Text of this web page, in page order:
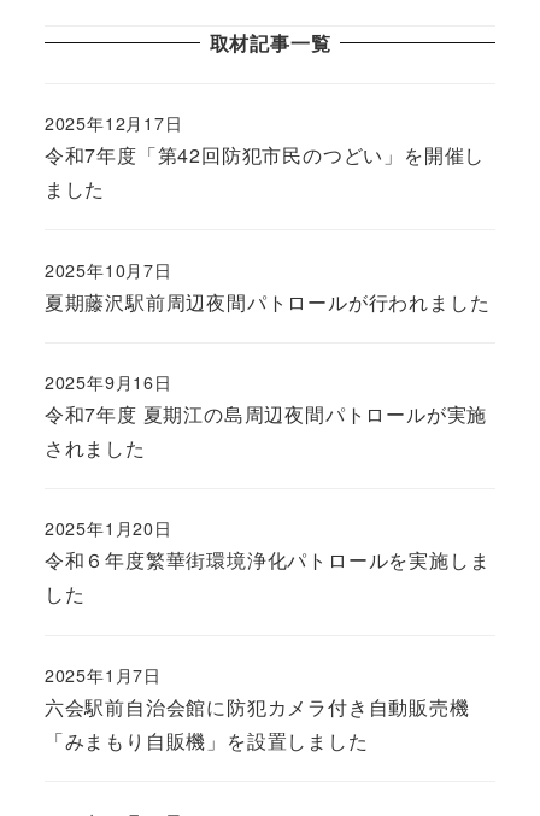
取材記事一覧
令和7年度「第42回防犯市民のつどい」を開催し
ました
2025年12月17日
夏期藤沢駅前周辺夜間パトロールが行われました
2025年10月7日
令和7年度 夏期江の島周辺夜間パトロールが実施
されました
2025年9月16日
令和６年度繁華街環境浄化パトロールを実施しま
した
2025年1月20日
六会駅前自治会館に防犯カメラ付き自動販売機
「みまもり自販機」を設置しました
2025年1月7日